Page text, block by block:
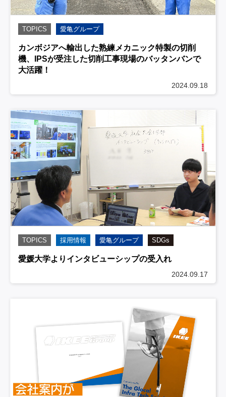
TOPICS 愛亀グループ
カンボジアへ輸出した熟練メカニック特製の切削
機、IPSが受注した切削工事現場のバッタンバンで
大活躍！
2024.09.18
TOPICS 採用情報 愛亀グループ SDGs
愛媛大学よりインタビューシップの受入れ
2024.09.17